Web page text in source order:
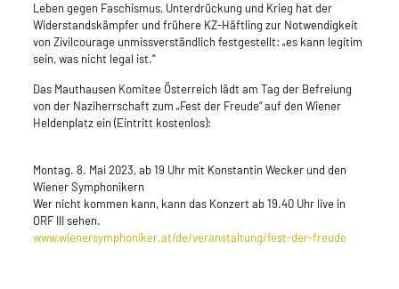
Leben gegen Faschismus, Unterdrückung und Krieg hat der
Widerstandskämpfer und frühere KZ-Häftling zur Notwendigkeit
von Zivilcourage unmissverständlich festgestellt: „es kann legitim
sein, was nicht legal ist.“
Das Mauthausen Komitee Österreich lädt am Tag der Befreiung
von der Naziherrschaft zum „Fest der Freude“ auf den Wiener
Heldenplatz ein (Eintritt kostenlos):
Montag. 8. Mai 2023, ab 19 Uhr mit Konstantin Wecker und den
Wiener Symphonikern
Wer nicht kommen kann, kann das Konzert ab 19.40 Uhr live in
ORF III sehen.
www.wienersymphoniker.at/de/veranstaltung/fest-der-freude